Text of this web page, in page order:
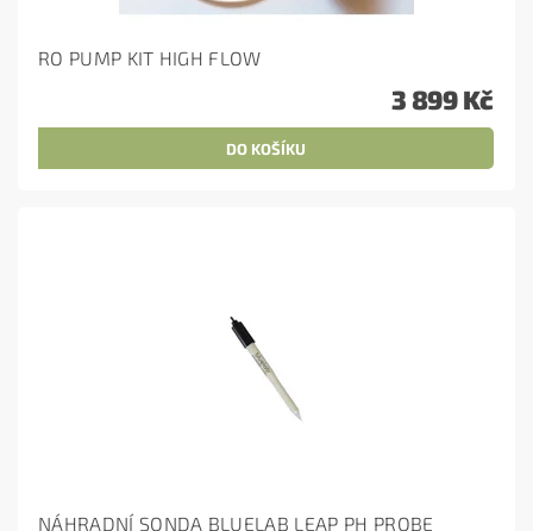
RO PUMP KIT HIGH FLOW
3 899 Kč
NÁHRADNÍ SONDA BLUELAB LEAP PH PROBE